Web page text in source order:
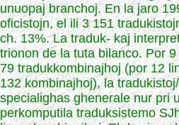
unuopaj branchoj. En la jaro
oficistojn, el ili 3 151
ch. 13%. La traduk- kaj
trionon de la tuta bilanco. Por
79 tradukkombinajhoj (por 12
132 kombinajhoj), la
specialighas ghenerale nur pri
perkomputila traduksistemo